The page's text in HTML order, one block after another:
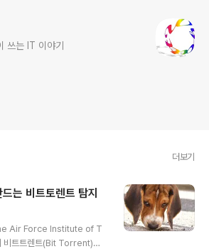
쓰는 IT 이야기
더보기
는 비트토렌트 탐지
Air Force Institute of T
트트렌트(Bit Torrent)를